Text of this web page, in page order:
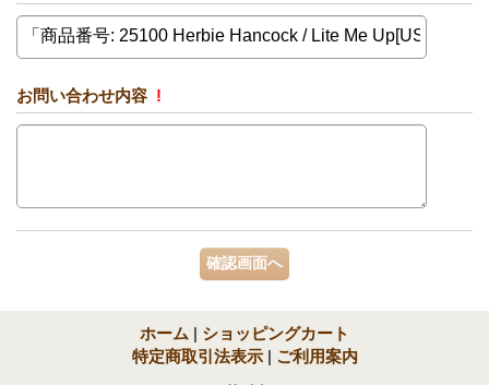
お問い合わせ内容 !
ホーム | ショッピングカート
特定商取引法表示 | ご利用案内